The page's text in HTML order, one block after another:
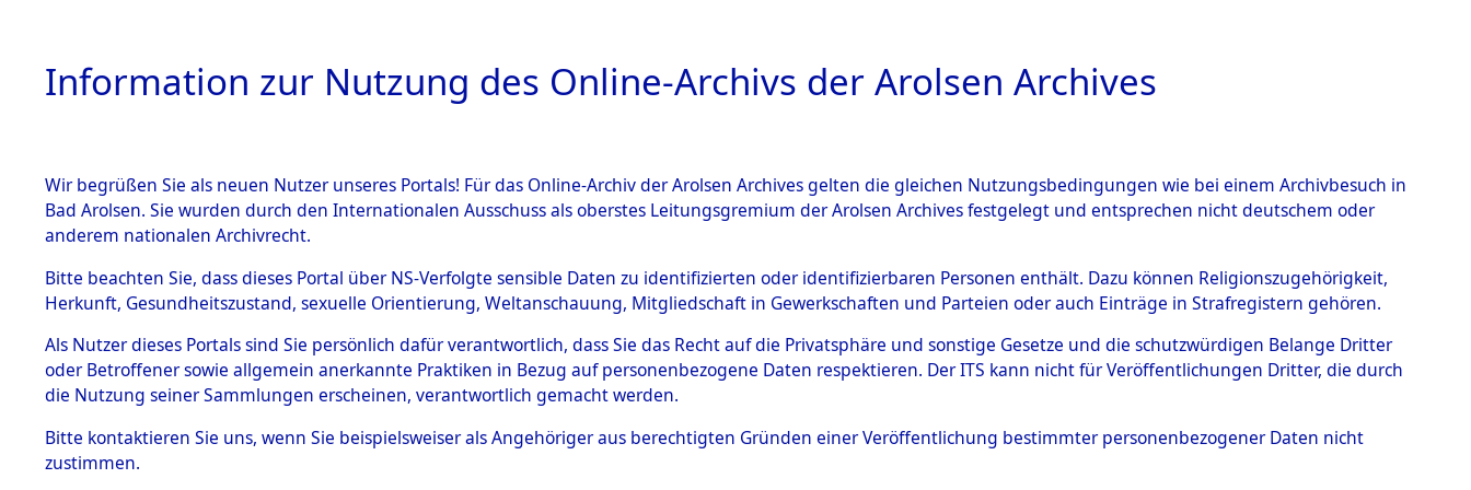
HOME BESTANDSBESCHREIBUNG ARCHIVALE ÜBERSICHT BILD
BESTÄNDE
Inhaftierungsdoku
mente
5. Verschiedenes
Todesmärsche
5.3.1 Alliierte
Anfragen an den ITS und Nachforschungen bezüglich
Todesmärschen→0001 (84625745)→0107 (84625853)
0107 (84625853)
Information zur Nutzung des Online-Archivs der Arolsen Archives
Wir begrüßen Sie als neuen Nutzer unseres Portals! Für das Online-Archiv der Arolsen Archives gelten die gleichen Nutzungsbedingungen wie bei einem Archivbesuch in
Bad Arolsen. Sie wurden durch den Internationalen Ausschuss als oberstes Leitungsgremium der Arolsen Archives festgelegt und entsprechen nicht deutschem oder
anderem nationalen Archivrecht.
Bitte beachten Sie, dass dieses Portal über NS-Verfolgte sensible Daten zu identifizierten oder identifizierbaren Personen enthält. Dazu können Religionszugehörigkeit,
Herkunft, Gesundheitszustand, sexuelle Orientierung, Weltanschauung, Mitgliedschaft in Gewerkschaften und Parteien oder auch Einträge in Strafregistern gehören.
Als Nutzer dieses Portals sind Sie persönlich dafür verantwortlich, dass Sie das Recht auf die Privatsphäre und sonstige Gesetze und die schutzwürdigen Belange Dritter
oder Betroffener sowie allgemein anerkannte Praktiken in Bezug auf personenbezogene Daten respektieren. Der ITS kann nicht für Veröffentlichungen Dritter, die durch
die Nutzung seiner Sammlungen erscheinen, verantwortlich gemacht werden.
Bitte kontaktieren Sie uns, wenn Sie beispielsweiser als Angehöriger aus berechtigten Gründen einer Veröffentlichung bestimmter personenbezogener Daten nicht
zustimmen.